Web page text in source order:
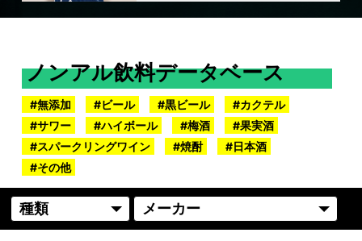
ノンアル飲料データベース
無添加 ビール 黒ビール
カクテル
サワー
ハイボール 梅酒
果実酒
スパークリングワイン
焼酎
日本酒
その他